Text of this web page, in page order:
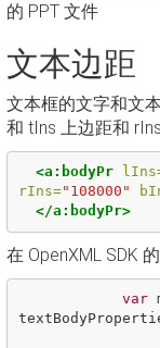
的 PPT 文件
文本边距
文本框的文字和文
和 tIns 上边距和
<a:bodyPr
rIns="108000"
</a:bodyPr>
在 OpenXML SDK
var